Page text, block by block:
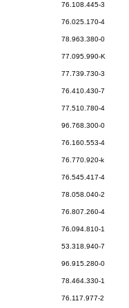
76.108.445-3
76.025.170-4
78.963.380-0
77.095.990-K
77.739.730-3
76.410.430-7
77.510.780-4
96.768.300-0
76.160.553-4
76.770.920-k
76.545.417-4
78.058.040-2
76.807.260-4
76.094.810-1
53.318.940-7
96.915.280-0
78.464.330-1
76.117.977-2